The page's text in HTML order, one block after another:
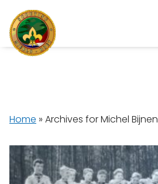
Home » Archives for Michel Bijnen